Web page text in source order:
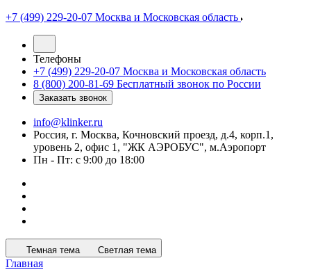
+7 (499) 229-20-07 Москва и Московская область
Телефоны
+7 (499) 229-20-07 Москва и Московская область
8 (800) 200-81-69 Бесплатный звонок по России
Заказать звонок
info@klinker.ru
Россия, г. Москва, Кочновский проезд, д.4, корп.1,
уровень 2, офис 1, "ЖК АЭРОБУС", м.Аэропорт
Пн - Пт: с 9:00 до 18:00
Темная тема Светлая тема
Главная